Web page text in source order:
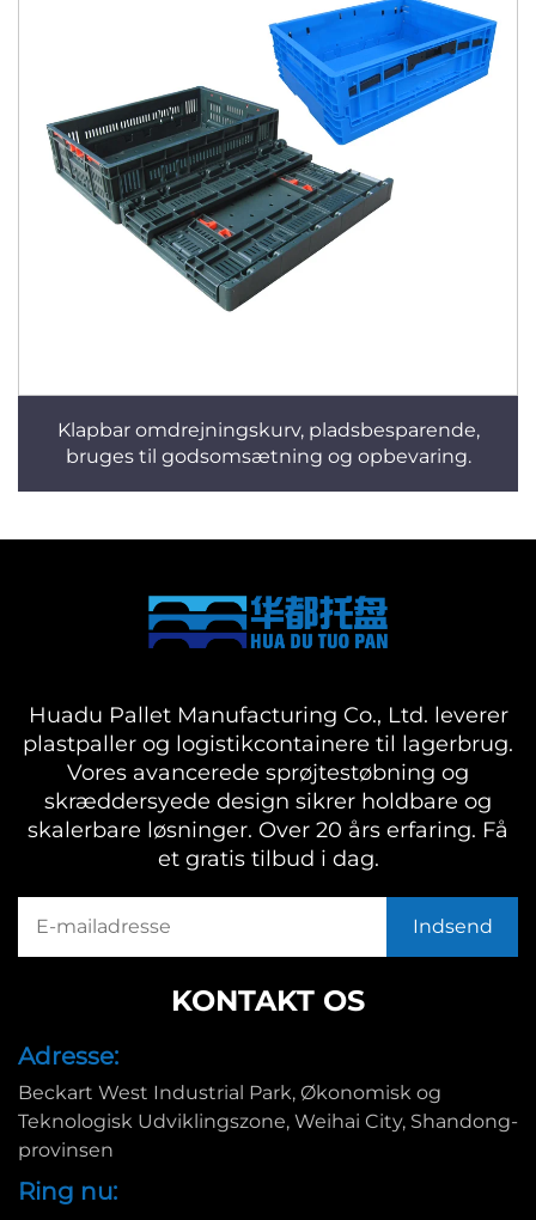
Klapbar omdrejningskurv, pladsbesparende,
bruges til godsomsætning og opbevaring.
Huadu Pallet Manufacturing Co., Ltd. leverer
plastpaller og logistikcontainere til lagerbrug.
Vores avancerede sprøjtestøbning og
skræddersyede design sikrer holdbare og
skalerbare løsninger. Over 20 års erfaring. Få
et gratis tilbud i dag.
KONTAKT OS
Adresse:
Beckart West Industrial Park, Økonomisk og
Teknologisk Udviklingszone, Weihai City, Shandong-
provinsen
Ring nu: